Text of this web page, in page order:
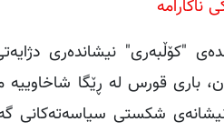
ناکارامە
"کۆڵبەری" نیشاندەری
باری قورس لە ڕێگا شاخاوییە
شکستی سیاسەتەکانی